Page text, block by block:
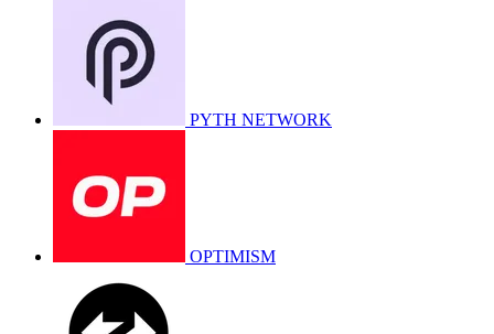
PYTH NETWORK
OPTIMISM